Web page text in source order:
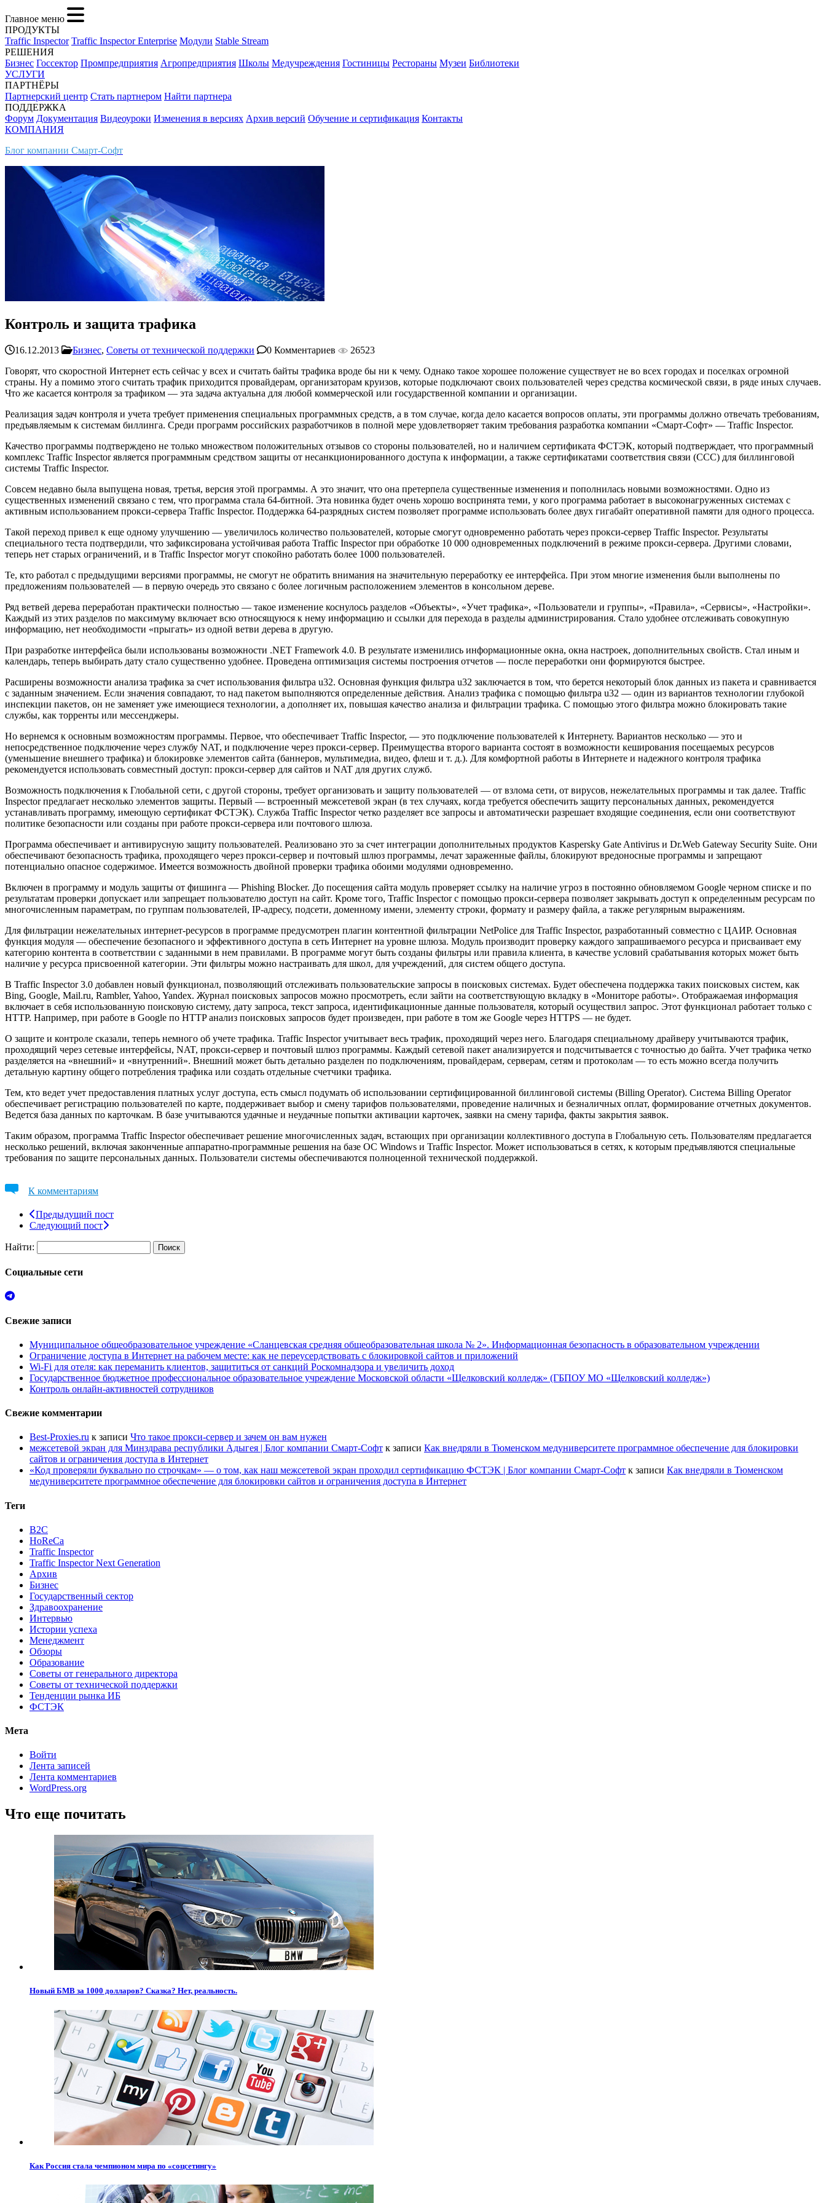
Главное меню
ПРОДУКТЫ
Traffic Inspector Traffic Inspector Enterprise Модули Stable Stream
РЕШЕНИЯ
Бизнес Госсектор Промпредприятия Агропредприятия Школы Медучреждения Гостиницы Рестораны Музеи Библиотеки
УСЛУГИ
ПАРТНЁРЫ
Партнерский центр Стать партнером Найти партнера
ПОДДЕРЖКА
Форум Документация Видеоуроки Изменения в версиях Архив версий Обучение и сертификация Контакты
КОМПАНИЯ
Блог компании Смарт-Софт
Контроль и защита трафика
16.12.2013 Бизнес, Советы от технической поддержки 0 Комментариев
26523
Говорят, что скоростной Интернет есть сейчас у всех и считать байты трафика вроде бы ни к чему. Однако такое хорошее положение существует не во всех городах и поселках огромной
страны. Ну а помимо этого считать трафик приходится провайдерам, организаторам круизов, которые подключают своих пользователей через средства космической связи, в ряде иных случаев.
Что же касается контроля за трафиком — эта задача актуальна для любой коммерческой или государственной компании и организации.
Реализация задач контроля и учета требует применения специальных программных средств, а в том случае, когда дело касается вопросов оплаты, эти программы должно отвечать требованиям,
предъявляемым к системам биллинга. Среди программ российских разработчиков в полной мере удовлетворяет таким требования разработка компании «Смарт-Софт» — Traffic Inspector.
Качество программы подтверждено не только множеством положительных отзывов со стороны пользователей, но и наличием сертификата ФСТЭК, который подтверждает, что программный
комплекс Traffic Inspector является программным средством защиты от несанкционированного доступа к информации, а также сертификатами соответствия связи (ССС) для биллинговой
системы Traffic Inspector.
Совсем недавно была выпущена новая, третья, версия этой программы. А это значит, что она претерпела существенные изменения и пополнилась новыми возможностями. Одно из
существенных изменений связано с тем, что программа стала 64-битной. Эта новинка будет очень хорошо воспринята теми, у кого программа работает в высоконагруженных системах с
активным использованием прокси-сервера Traffic Inspector. Поддержка 64-разрядных систем позволяет программе использовать более двух гигабайт оперативной памяти для одного процесса.
Такой переход привел к еще одному улучшению — увеличилось количество пользователей, которые смогут одновременно работать через прокси-сервер Traffic Inspector. Результаты
специального теста подтвердили, что зафиксирована устойчивая работа Traffic Inspector при обработке 10 000 одновременных подключений в режиме прокси-сервера. Другими словами,
теперь нет старых ограничений, и в Traffic Inspector могут спокойно работать более 1000 пользователей.
Те, кто работал с предыдущими версиями программы, не смогут не обратить внимания на значительную переработку ее интерфейса. При этом многие изменения были выполнены по
предложениям пользователей — в первую очередь это связано с более логичным расположением элементов в консольном дереве.
Ряд ветвей дерева переработан практически полностью — такое изменение коснулось разделов «Объекты», «Учет трафика», «Пользователи и группы», «Правила», «Сервисы», «Настройки».
Каждый из этих разделов по максимуму включает всю относящуюся к нему информацию и ссылки для перехода в разделы администрирования. Стало удобнее отслеживать совокупную
информацию, нет необходимости «прыгать» из одной ветви дерева в другую.
При разработке интерфейса были использованы возможности .NET Framework 4.0. В результате изменились информационные окна, окна настроек, дополнительных свойств. Стал иным и
календарь, теперь выбирать дату стало существенно удобнее. Проведена оптимизация системы построения отчетов — после переработки они формируются быстрее.
Расширены возможности анализа трафика за счет использования фильтра u32. Основная функция фильтра u32 заключается в том, что берется некоторый блок данных из пакета и сравнивается
с заданным значением. Если значения совпадают, то над пакетом выполняются определенные действия. Анализ трафика с помощью фильтра u32 — один из вариантов технологии глубокой
инспекции пакетов, он не заменяет уже имеющиеся технологии, а дополняет их, повышая качество анализа и фильтрации трафика. С помощью этого фильтра можно блокировать такие
службы, как торренты или мессенджеры.
Но вернемся к основным возможностям программы. Первое, что обеспечивает Traffic Inspector, — это подключение пользователей к Интернету. Вариантов несколько — это и
непосредственное подключение через службу NAT, и подключение через прокси-сервер. Преимущества второго варианта состоят в возможности кеширования посещаемых ресурсов
(уменьшение внешнего трафика) и блокировке элементов сайта (баннеров, мультимедиа, видео, флеш и т. д.). Для комфортной работы в Интернете и надежного контроля трафика
рекомендуется использовать совместный доступ: прокси-сервер для сайтов и NAT для других служб.
Возможность подключения к Глобальной сети, с другой стороны, требует организовать и защиту пользователей — от взлома сети, от вирусов, нежелательных программы и так далее. Traffic
Inspector предлагает несколько элементов защиты. Первый — встроенный межсетевой экран (в тех случаях, когда требуется обеспечить защиту персональных данных, рекомендуется
устанавливать программу, имеющую сертификат ФСТЭК). Служба Traffic Inspector четко разделяет все запросы и автоматически разрешает входящие соединения, если они соответствуют
политике безопасности или созданы при работе прокси-сервера или почтового шлюза.
Программа обеспечивает и антивирусную защиту пользователей. Реализовано это за счет интеграции дополнительных продуктов Kaspersky Gate Antivirus и Dr.Web Gateway Security Suite. Они
обеспечивают безопасность трафика, проходящего через прокси-сервер и почтовый шлюз программы, лечат зараженные файлы, блокируют вредоносные программы и запрещают
потенциально опасное содержимое. Имеется возможность двойной проверки трафика обоими модулями одновременно.
Включен в программу и модуль защиты от фишинга — Phishing Blocker. До посещения сайта модуль проверяет ссылку на наличие угроз в постоянно обновляемом Google черном списке и по
результатам проверки допускает или запрещает пользователю доступ на сайт. Кроме того, Traffic Inspector с помощью прокси-сервера позволяет закрывать доступ к определенным ресурсам по
многочисленным параметрам, по группам пользователей, IP-адресу, подсети, доменному имени, элементу строки, формату и размеру файла, а также регулярным выражениям.
Для фильтрации нежелательных интернет-ресурсов в программе предусмотрен плагин контентной фильтрации NetPolice для Traffic Inspector, разработанный совместно с ЦАИР. Основная
функция модуля — обеспечение безопасного и эффективного доступа в сеть Интернет на уровне шлюза. Модуль производит проверку каждого запрашиваемого ресурса и присваивает ему
категорию контента в соответствии с заданными в нем правилами. В программе могут быть созданы фильтры или правила клиента, в качестве условий срабатывания которых может быть
наличие у ресурса присвоенной категории. Эти фильтры можно настраивать для школ, для учреждений, для систем общего доступа.
В Traffic Inspector 3.0 добавлен новый функционал, позволяющий отслеживать пользовательские запросы в поисковых системах. Будет обеспечена поддержка таких поисковых систем, как
Bing, Google, Mail.ru, Rambler, Yahoo, Yandex. Журнал поисковых запросов можно просмотреть, если зайти на соответствующую вкладку в «Мониторе работы». Отображаемая информация
включает в себя использованную поисковую систему, дату запроса, текст запроса, идентификационные данные пользователя, который осуществил запрос. Этот функционал работает только с
HTTP. Например, при работе в Google по HTTP анализ поисковых запросов будет произведен, при работе в том же Google через HTTPS — не будет.
О защите и контроле сказали, теперь немного об учете трафика. Traffic Inspector учитывает весь трафик, проходящий через него. Благодаря специальному драйверу учитываются трафик,
проходящий через сетевые интерфейсы, NAT, прокси-сервер и почтовый шлюз программы. Каждый сетевой пакет анализируется и подсчитывается с точностью до байта. Учет трафика четко
разделяется на «внешний» и «внутренний». Внешний может быть детально разделен по подключениям, провайдерам, серверам, сетям и протоколам — то есть можно всегда получить
детальную картину общего потребления трафика или создать отдельные счетчики трафика.
Тем, кто ведет учет предоставления платных услуг доступа, есть смысл подумать об использовании сертифицированной биллинговой системы (Billing Operator). Система Billing Operator
обеспечивает регистрацию пользователей по карте, поддерживает выбор и смену тарифов пользователями, проведение наличных и безналичных оплат, формирование отчетных документов.
Ведется база данных по карточкам. В базе учитываются удачные и неудачные попытки активации карточек, заявки на смену тарифа, факты закрытия заявок.
Таким образом, программа Traffic Inspector обеспечивает решение многочисленных задач, встающих при организации коллективного доступа в Глобальную сеть. Пользователям предлагается
несколько решений, включая законченные аппаратно-программные решения на базе ОС Windows и Traffic Inspector. Может использоваться в сетях, к которым предъявляются специальные
требования по защите персональных данных. Пользователи системы обеспечиваются полноценной технической поддержкой.
К комментариям
Предыдущий пост
Следующий пост
Найти:
Социальные сети
Свежие записи
Муниципальное общеобразовательное учреждение «Сланцевская средняя общеобразовательная школа № 2». Информационная безопасность в образовательном учреждении
Ограничение доступа в Интернет на рабочем месте: как не переусердствовать с блокировкой сайтов и приложений
Wi-Fi для отеля: как переманить клиентов, защититься от санкций Роскомнадзора и увеличить доход
Государственное бюджетное профессиональное образовательное учреждение Московской области «Щелковский колледж» (ГБПОУ МО «Щелковский колледж»)
Контроль онлайн-активностей сотрудников
Свежие комментарии
Best-Proxies.ru к записи Что такое прокси-сервер и зачем он вам нужен
межсетевой экран для Минздрава республики Адыгея | Блог компании Смарт-Софт к записи Как внедряли в Тюменском медуниверситете программное обеспечение для блокировки
сайтов и ограничения доступа в Интернет
«Код проверяли буквально по строчкам» — о том, как наш межсетевой экран проходил сертификацию ФСТЭК | Блог компании Смарт-Софт к записи Как внедряли в Тюменском
медуниверситете программное обеспечение для блокировки сайтов и ограничения доступа в Интернет
Теги
B2C
HoReCa
Traffic Inspector
Traffic Inspector Next Generation
Архив
Бизнес
Государственный сектор
Здравоохранение
Интервью
Истории успеха
Менеджмент
Обзоры
Образование
Советы от генерального директора
Советы от технической поддержки
Тенденции рынка ИБ
ФСТЭК
Мета
Войти
Лента записей
Лента комментариев
WordPress.org
Что еще почитать
Новый БМВ за 1000 долларов? Сказка? Нет, реальность.
Как Россия стала чемпионом мира по «соцсетингу»